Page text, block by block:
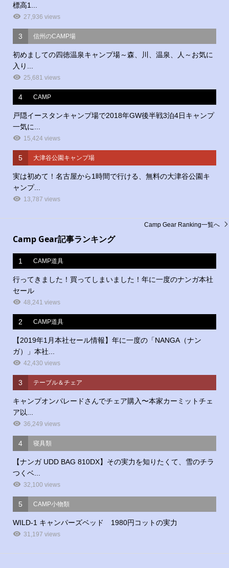
標高1...
27,936 views
3 信州のCAMP場
初めましての四徳温泉キャンプ場～森、川、温泉、人～お気に
入り...
25,681 views
4 CAMP
戸隠イースタンキャンプ場で2018年GW後半戦3泊4日キャンプ
一気に...
15,424 views
5 大津谷公園キャンプ場
実は初めて！名古屋から1時間で行ける、無料の大津谷公園キ
ャンプ...
13,787 views
Camp Gear記事ランキング
1 CAMP道具
行ってきました！買ってしまいました！年に一度のナンガ本社
セール
48,241 views
2 CAMP道具
【2019年1月本社セール情報】年に一度の「NANGA（ナン
ガ）」本社...
42,430 views
3 テーブル＆チェア
キャンプオンパレードさんでチェア購入〜本家カーミットチェ
ア以...
36,249 views
4 寝具類
【ナンガ UDD BAG 810DX】その実力を知りたくて、雪のチラ
つくベ...
32,100 views
5 CAMP小物類
WILD-1 キャンパーズベッド 1980円コットの実力
31,197 views
Camp Gear Ranking一覧へ